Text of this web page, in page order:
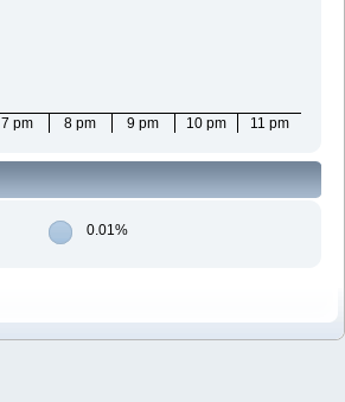
7 pm 8 pm 9 pm 10 pm 11 pm
0.01%